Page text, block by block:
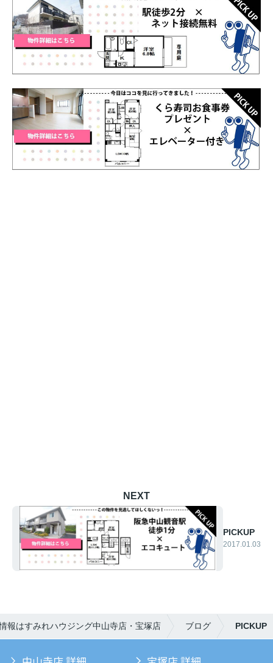
NEXT
PICKUP
2017.01.03
報はすみれハウジング中山寺店・宝塚店 ブログ PICKUP